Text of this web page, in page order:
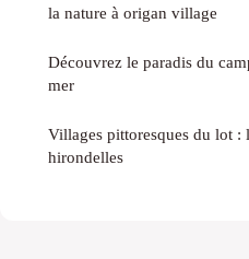
la nature à origan village
Découvrez le paradis du
mer
Villages pittoresques du lot :
hirondelles